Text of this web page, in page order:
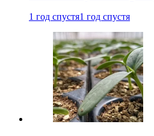
1 год спустя1 год спустя